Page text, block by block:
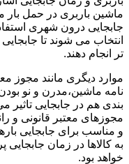
ماشین باربری در حمل بار
جابجایی درون شهری
انتخاب می شوند تا
تر انجام دهند.
موارد دیگری مانند مجوز
نامه ماشین،مدرن و نو
بندی هم در جابجایی تاثیر
مجوزهای معتبر قانونی و
و مناسب برای جابجایی
به کالاها در زمان
خواهد بود.